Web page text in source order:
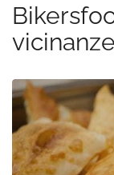
vicinanze